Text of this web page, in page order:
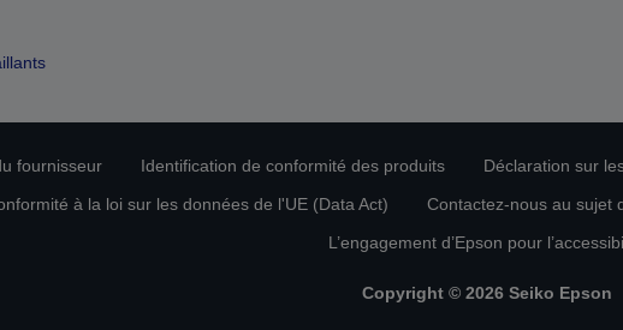
fournisseur Identification de conformité des produits Déclaration sur
à la loi sur les données de l'UE (Data Act)
Contactez-nous au sujet
L’engagement d’Epson pour
Copyright © 2026 Seiko Epson